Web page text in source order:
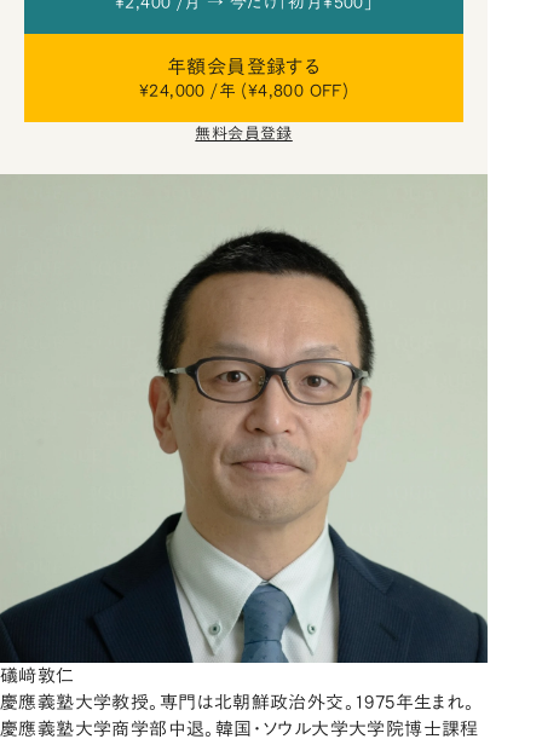
年額会員登録する
¥24,000 /年 (¥4,800 OFF)
無料会員登録
礒﨑敦仁
慶應義塾大学教授。専門は北朝鮮政治外交。1975年生まれ。
慶應義塾大学商学部中退。韓国・ソウル大学大学院博士課程